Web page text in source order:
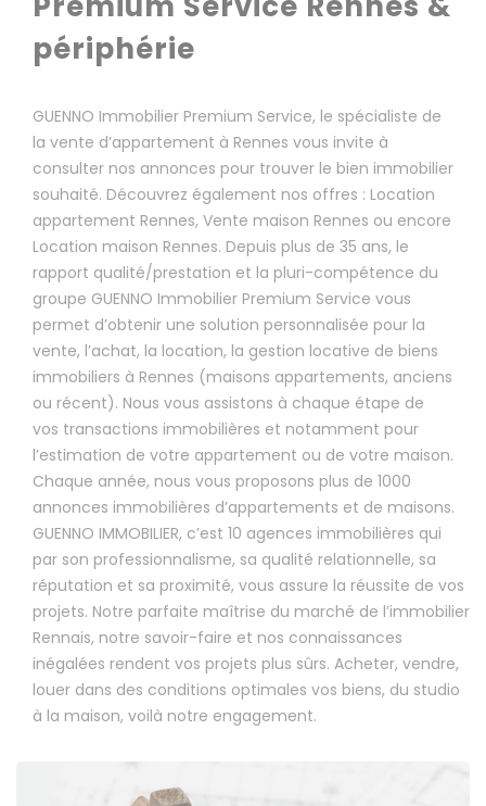
périphérie
GUENNO Immobilier Premium Service, le spécialiste de
la vente d’appartement à Rennes vous invite à
consulter nos annonces pour trouver le bien immobilier
souhaité. Découvrez également nos offres : Location
appartement Rennes, Vente maison Rennes ou encore
Location maison Rennes. Depuis plus de 35 ans, le
rapport qualité/prestation et la pluri-compétence du
groupe GUENNO Immobilier Premium Service vous
permet d’obtenir une solution personnalisée pour la
vente, l’achat, la location, la gestion locative de biens
immobiliers à Rennes (maisons appartements, anciens
ou récent). Nous vous assistons à chaque étape de
vos transactions immobilières et notamment pour
l’estimation de votre appartement ou de votre maison.
Chaque année, nous vous proposons plus de 1000
annonces immobilières d’appartements et de maisons.
GUENNO IMMOBILIER, c’est 10 agences immobilières qui
par son professionnalisme, sa qualité relationnelle, sa
réputation et sa proximité, vous assure la réussite de vos
projets. Notre parfaite maîtrise du marché de l’immobilier
Rennais, notre savoir-faire et nos connaissances
inégalées rendent vos projets plus sûrs. Acheter, vendre,
louer dans des conditions optimales vos biens, du studio
à la maison, voilà notre engagement.